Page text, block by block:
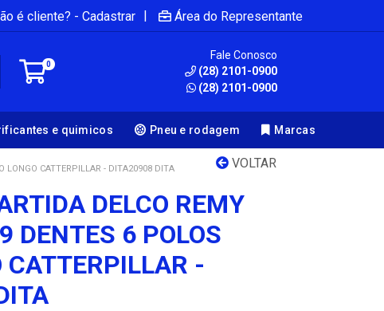
é cliente? - Cadastrar | Área do Representante
0
Fale Conosco
(28) 2101-0900
(28) 2101-0900
e quimicos Pneu e rodagem Marcas
VOLTAR
LONGO CATTERPILLAR - DITA20908 DITA
DELCO REMY
DENTES 6 POLOS
CATTERPILLAR -